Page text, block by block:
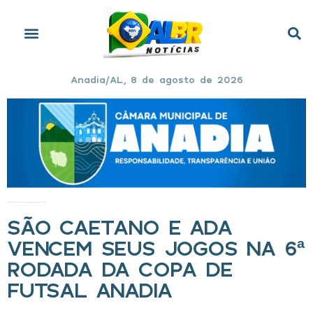
Anadia/AL, 8 de agosto de 2026
SÃO CAETANO E ADA
VENCEM SEUS JOGOS NA 6ª
RODADA DA COPA DE
FUTSAL ANADIA